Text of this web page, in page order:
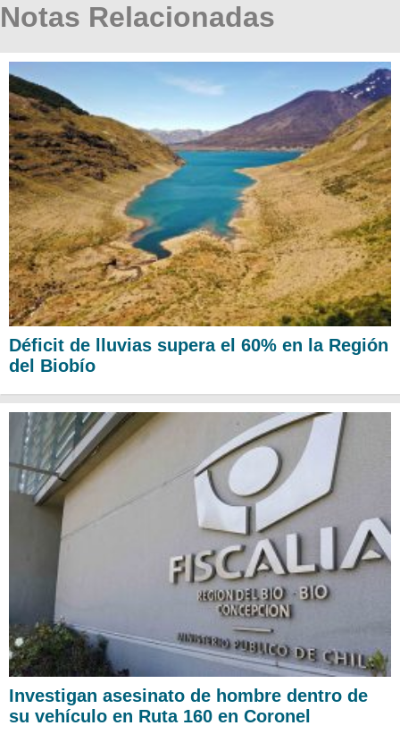
Notas Relacionadas
Déficit de lluvias supera el 60% en la Región
del Biobío
Investigan asesinato de hombre dentro de
su vehículo en Ruta 160 en Coronel